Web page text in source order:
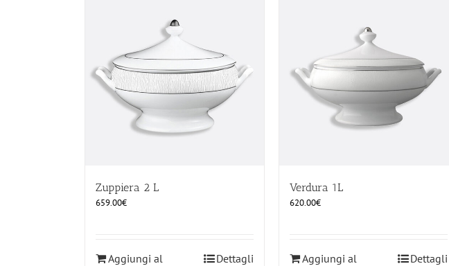
Zuppiera 2 L
659.00€
Aggiungi al
Dettagli
Verdura 1L
620.00€
Aggiungi al
Dettagli